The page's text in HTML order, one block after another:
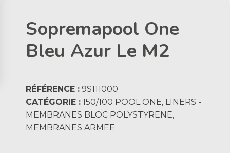
Sopremapool One
Bleu Azur Le M2
RÉFÉRENCE : 9S111000
CATÉGORIE : 150/100 POOL ONE, LINERS -
MEMBRANES BLOC POLYSTYRENE,
MEMBRANES ARMEE